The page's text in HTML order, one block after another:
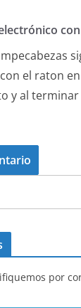
el raton
y al
por